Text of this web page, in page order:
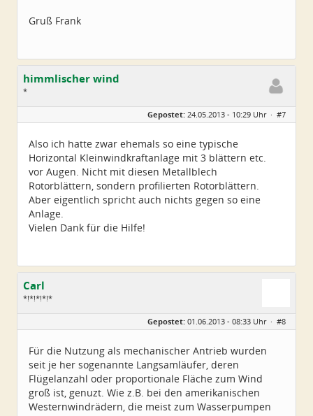
Gruß Frank
himmlischer wind
*
Geschlecht:
keine Angabe
Beiträge:
8
Gepostet: 24.05.2013 - 10:29 Uhr · #7
Also ich hatte zwar ehemals so eine typische
Horizontal Kleinwindkraftanlage mit 3 blättern etc.
vor Augen. Nicht mit diesen Metallblech
Rotorblättern, sondern profilierten Rotorblättern.
Aber eigentlich spricht auch nichts gegen so eine
Anlage.
Vielen Dank für die Hilfe!
Carl
*!*!*!*!*
Beiträge:
5224
Gepostet: 01.06.2013 - 08:33 Uhr · #8
Für die Nutzung als mechanischer Antrieb wurden
seit je her sogenannte Langsamläufer, deren
Flügelanzahl oder proportionale Fläche zum Wind
groß ist, genuzt. Wie z.B. bei den amerikanischen
Westernwindrädern, die meist zum Wasserpumpen